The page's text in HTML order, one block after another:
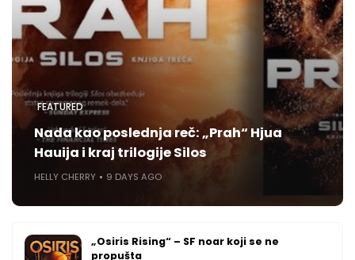
FEATURED
Nada kao poslednja reč: „Prah“ Hjua
Hauija i kraj trilogije Silos
HELLY CHERRY 9 DAYS AGO
„Osiris Rising“ – SF noar koji se ne
propušta